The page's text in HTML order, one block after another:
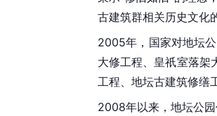
古建筑群相关历史文化
2005年，国家对地坛
大修工程、皇祇室落架
工程、地坛古建筑修缮
2008年以来，地坛公